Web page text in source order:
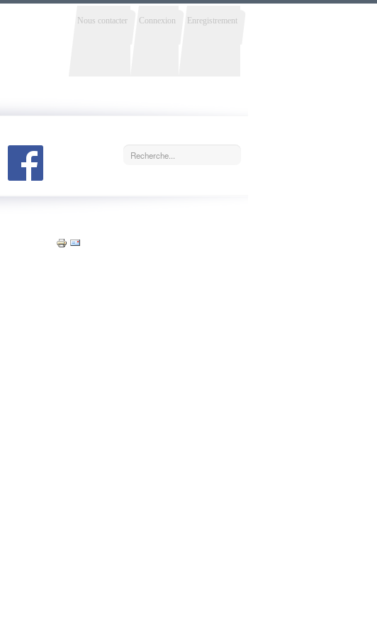
Nous contacter Connexion Enregistrement